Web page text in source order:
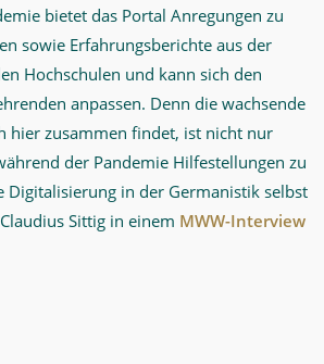
bietet das Portal Anregungen zu
sowie Erfahrungsberichte aus der
Hochschulen und kann sich den
anpassen. Denn die wachsende
hier zusammen findet, ist nicht nur
der Pandemie Hilfestellungen zu
Digitalisierung in der Germanistik selbst
Sittig in einem MWW-Interview